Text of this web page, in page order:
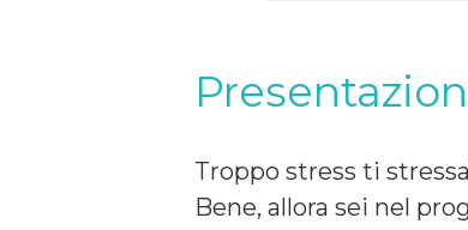
Troppo stress ti
Bene, allora sei nel